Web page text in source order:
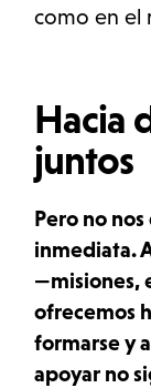
como en el
Hacia
juntos
Pero no
inmediata.
—misiones,
ofrecemos
formarse y
apoyar no